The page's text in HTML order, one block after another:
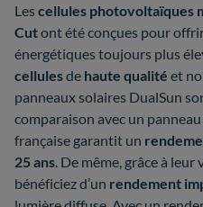
Lescellules photovoltaïques
Cutont été conçues pour
énergétiques toujours plus
cellulesde haute qualité et
panneaux solaires DualSun
comparaison avec un
française garantit un
25 ans . De même, grâce à
bénéficiez d’un rendement